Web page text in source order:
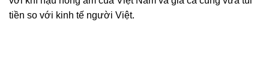
tiền so với kinh tế người Việt.